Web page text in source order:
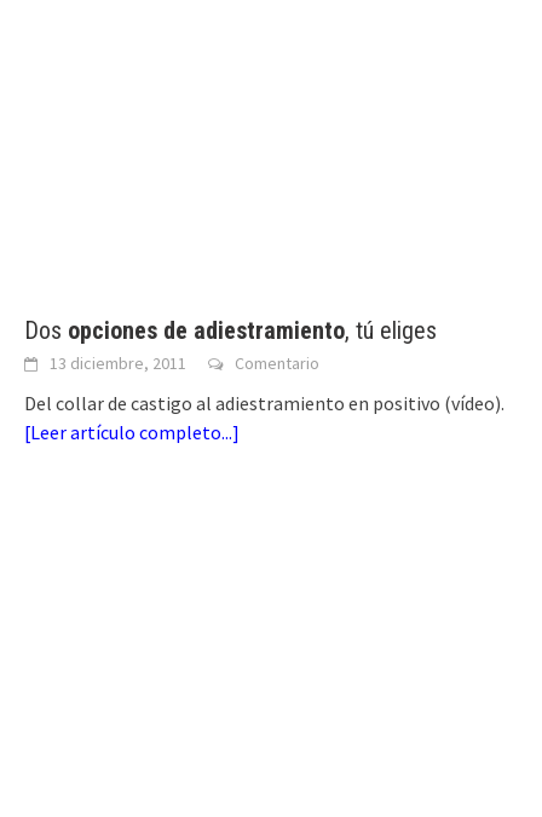
Dos opciones de adiestramiento, tú eliges
13 diciembre, 2011 Comentario
Del collar de castigo al adiestramiento en positivo (vídeo).
[Leer artículo completo...]